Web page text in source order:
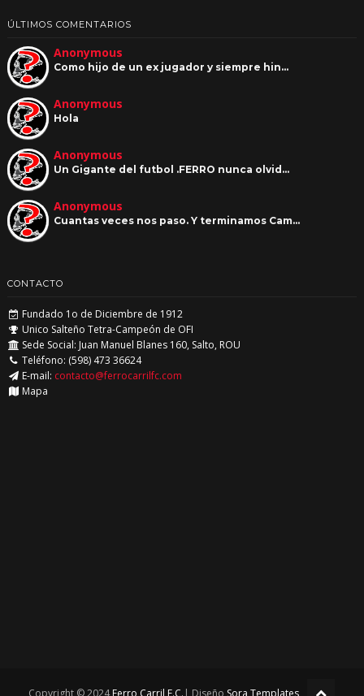
ÚLTIMOS COMENTARIOS
Anonymous
Como hijo de un ex jugador y siempre hin…
Anonymous
Hola
Anonymous
Un Gigante del futbol .FERRO nunca olvid…
Anonymous
Cuantas veces nos paso. Y terminamos Cam…
CONTACTO
Fundado 1o de Diciembre de 1912
Unico Salteño Tetra-Campeón de OFI
Sede Social: Juan Manuel Blanes 160, Salto, ROU
Teléfono: (598) 473 36624
E-mail: contacto@ferrocarrilfc.com
Mapa